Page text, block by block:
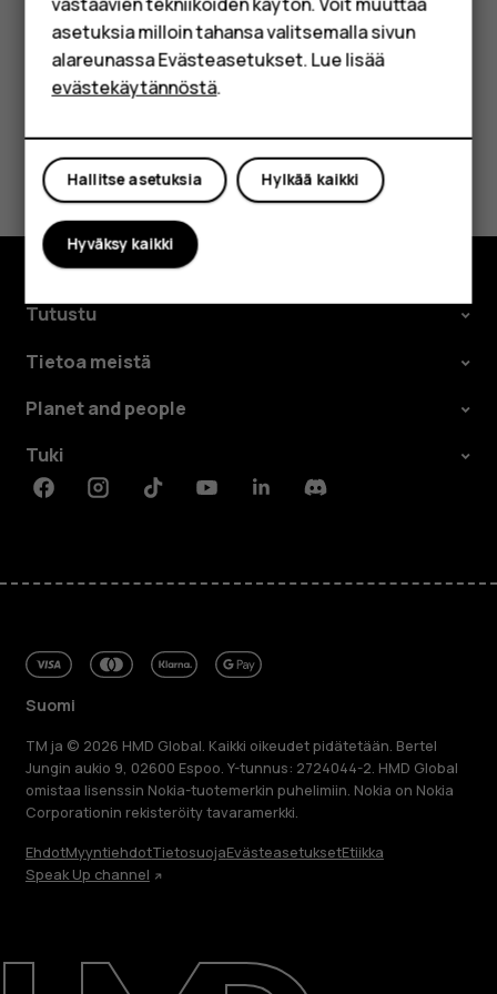
Tabletit
Shop
Korjaa, käytä uudelleen, kierrätä
Oliko tästä apua?
Kyllä Ei
Tutustu
Tietoa meistä
Planet and people
Tuki
FacebookInstagramTiktokYoutubeLinkedinDiscord
Suomi
TM ja © 2026 HMD Global. Kaikki oikeudet pidätetään. Bertel
Jungin aukio 9, 02600 Espoo. Y-tunnus: 2724044-2. HMD Global
omistaa lisenssin Nokia-tuotemerkin puhelimiin. Nokia on Nokia
Corporationin rekisteröity tavaramerkki.
EhdotMyyntiehdotTietosuojaEvästeasetuksetEtiikka
Speak Up channel
asetuksia milloin tahansa valitsemalla sivun
alareunassa Evästeasetukset. Lue lisää
evästekäytännöstä.
Hylkää kaikki
Hallitse asetuksia
Hyväksy kaikki